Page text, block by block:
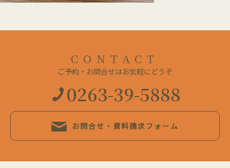
CONTACT
ご予約・お問合せはお気軽にどうぞ
0263-39-5888
お問合せ・資料請求フォーム